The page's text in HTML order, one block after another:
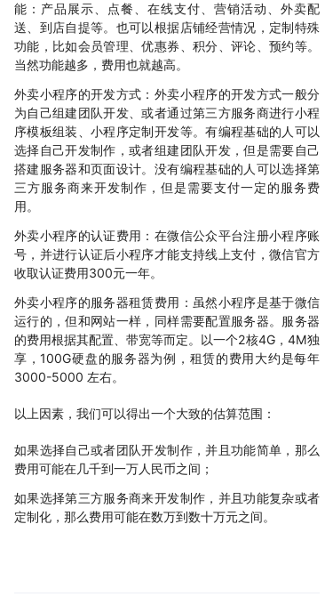
能：产品展示、点餐、在线支付、营销活动、外卖配
送、到店自提等。也可以根据店铺经营情况，定制特殊
功能，比如会员管理、优惠券、积分、评论、预约等。
当然功能越多，费用也就越高。
外卖小程序的开发方式：外卖小程序的开发方式一般分
为自己组建团队开发、或者通过第三方服务商进行小程
序模板组装、小程序定制开发等。有编程基础的人可以
选择自己开发制作，或者组建团队开发，但是需要自己
搭建服务器和页面设计。没有编程基础的人可以选择第
三方服务商来开发制作，但是需要支付一定的服务费
用。
外卖小程序的认证费用：在微信公众平台注册小程序账
号，并进行认证后小程序才能支持线上支付，微信官方
收取认证费用300元一年。
外卖小程序的服务器租赁费用：虽然小程序是基于微信
运行的，但和网站一样，同样需要配置服务器。服务器
的费用根据其配置、带宽等而定。以一个2核4G，4M独
享，100G硬盘的服务器为例，租赁的费用大约是每年
3000-5000 左右。
以上因素，我们可以得出一个大致的估算范围：
如果选择自己或者团队开发制作，并且功能简单，那么
费用可能在几千到一万人民币之间；
如果选择第三方服务商来开发制作，并且功能复杂或者
定制化，那么费用可能在数万到数十万元之间。